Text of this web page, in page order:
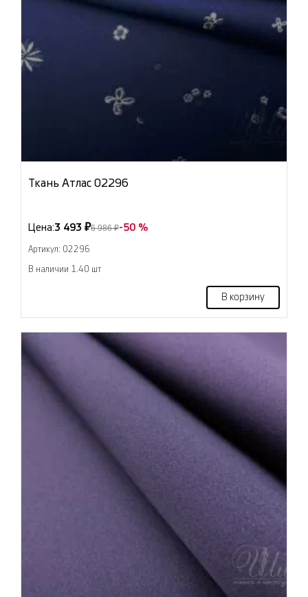
Ткань Атлас 02296
Цена:3 493 ₽6 986 ₽-50 %
Артикул: 02296
В наличии 1.40 шт
В корзину